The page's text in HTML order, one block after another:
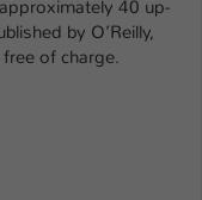
40 up-
by O’Reilly,
of charge.